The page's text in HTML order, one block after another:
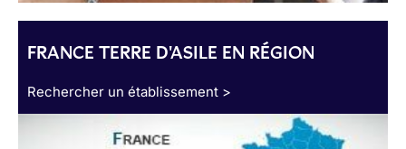
FRANCE TERRE D'ASILE EN RÉGION
Rechercher un établissement >